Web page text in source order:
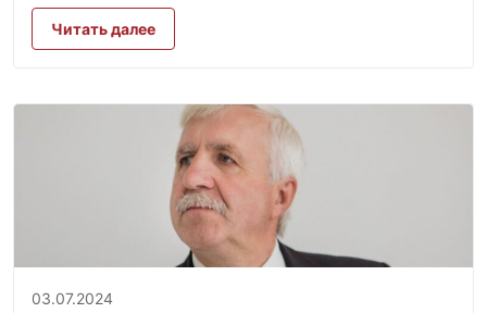
Читать далее
03.07.2024